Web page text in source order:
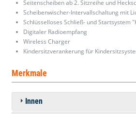
Seitenscheiben ab 2. Sitzreihe und
Scheibenwischer-Intervallschaltung mit
Schlüsselloses Schließ- und Startsystem
Digitaler Radioempfang
Wireless Charger
Kindersitzverankerung für
Merkmale
Innen